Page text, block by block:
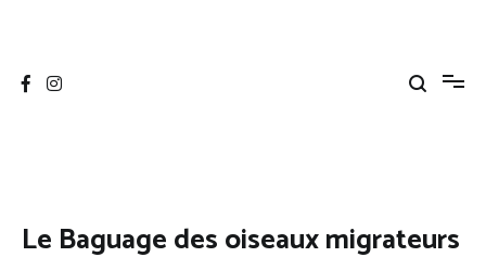
Le Baguage des oiseaux migrateurs